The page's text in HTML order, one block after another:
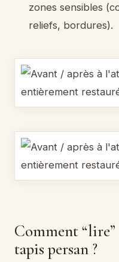
zones sensibles
reliefs, bordures).
Comment
tapis persan ?